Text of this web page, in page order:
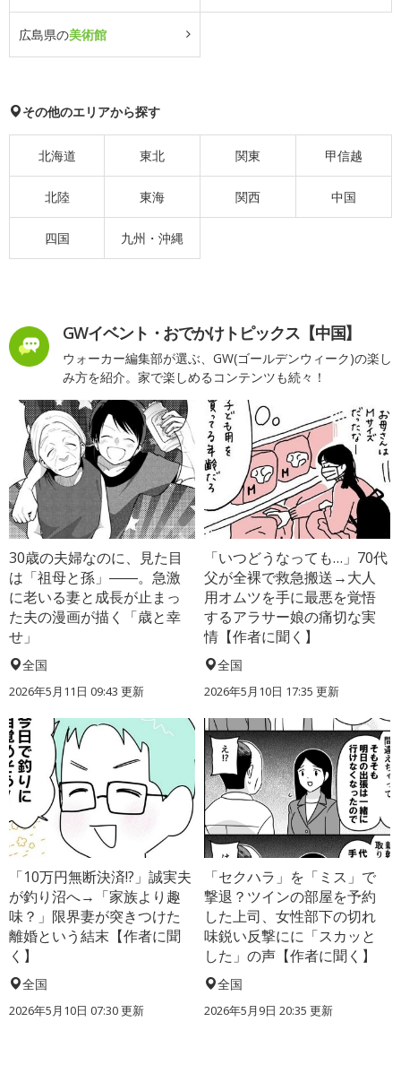
広島県の美術館
その他のエリアから探す
北海道 東北 関東 甲信越
北陸 東海 関西 中国
四国 九州・沖縄
GWイベント・おでかけトピックス【中国】
ウォーカー編集部が選ぶ、GW(ゴールデンウィーク)の楽し
み方を紹介。家で楽しめるコンテンツも続々！
30歳の夫婦なのに、見た目
は「祖母と孫」――。急激
に老いる妻と成長が止まっ
た夫の漫画が描く「歳と幸
せ」
全国
2026年5月11日 09:43 更新
「いつどうなっても…」70代
父が全裸で救急搬送→大人
用オムツを手に最悪を覚悟
するアラサー娘の痛切な実
情【作者に聞く】
全国
2026年5月10日 17:35 更新
「10万円無断決済!?」誠実夫
が釣り沼へ→「家族より趣
味？」限界妻が突きつけた
離婚という結末【作者に聞
く】
全国
2026年5月10日 07:30 更新
「セクハラ」を「ミス」で
撃退？ツインの部屋を予約
した上司、女性部下の切れ
味鋭い反撃にに「スカッと
した」の声【作者に聞く】
全国
2026年5月9日 20:35 更新